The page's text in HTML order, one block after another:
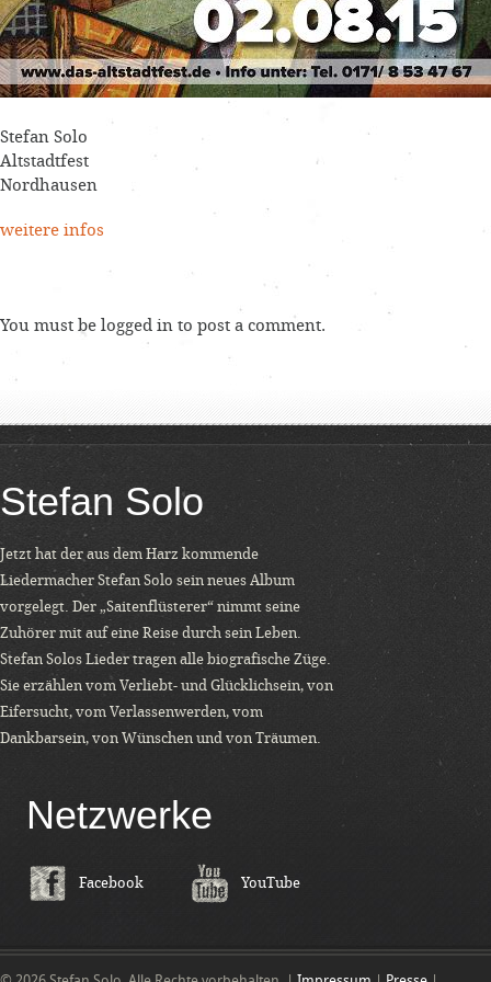
Stefan Solo
Altstadtfest
Nordhausen
weitere infos
You must be logged in to post a comment.
Stefan Solo
Jetzt hat der aus dem Harz kommende
Liedermacher Stefan Solo sein neues Album
vorgelegt. Der „Saitenflüsterer“ nimmt seine
Zuhörer mit auf eine Reise durch sein Leben.
Stefan Solos Lieder tragen alle biografische Züge.
Sie erzählen vom Verliebt- und Glücklichsein, von
Eifersucht, vom Verlassenwerden, vom
Dankbarsein, von Wünschen und von Träumen.
Netzwerke
Facebook YouTube